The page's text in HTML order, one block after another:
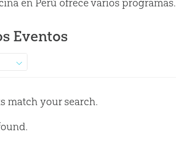
en Perú ofrece varios programas.
Eventos
match your search.